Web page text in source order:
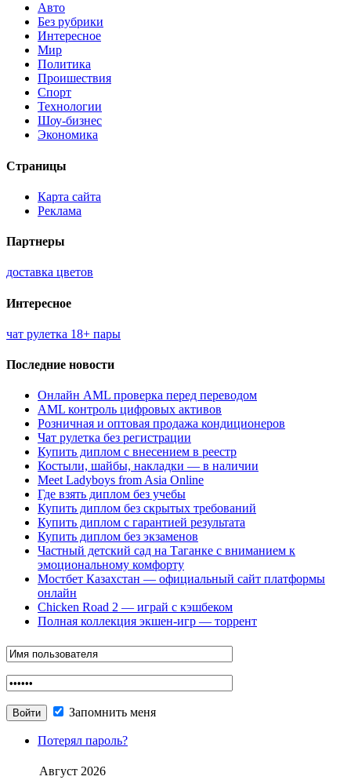
Авто
Без рубрики
Интересное
Мир
Политика
Проишествия
Спорт
Технологии
Шоу-бизнес
Экономика
Страницы
Карта сайта
Реклама
Партнеры
доставка цветов
Интересное
чат рулетка 18+ пары
Последние новости
Онлайн AML проверка перед переводом
AML контроль цифровых активов
Розничная и оптовая продажа кондиционеров
Чат рулетка без регистрации
Купить диплом с внесением в реестр
Костыли, шайбы, накладки — в наличии
Meet Ladyboys from Asia Online
Где взять диплом без учебы
Купить диплом без скрытых требований
Купить диплом с гарантией результата
Купить диплом без экзаменов
Частный детский сад на Таганке с вниманием к
эмоциональному комфорту
Мостбет Казахстан — официальный сайт платформы
онлайн
Chicken Road 2 — играй с кэшбеком
Полная коллекция экшен-игр — торрент
Запомнить меня
Потерял пароль?
Август 2026